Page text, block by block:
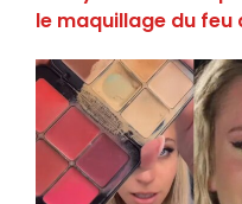
le maquillage du feu